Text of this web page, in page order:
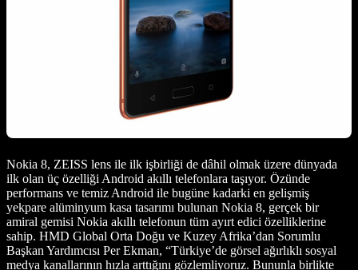
Nokia 8, ZEISS lens ile ilk işbirliği de dâhil olmak üzere dünyada
ilk olan üç özelliği Android akıllı telefonlara taşıyor. Özünde
performans ve temiz Android ile bugüne kadarki en gelişmiş
yekpare alüminyum kasa tasarımı bulunan Nokia 8, gerçek bir
amiral gemisi Nokia akıllı telefonun tüm ayırt edici özelliklerine
sahip. HMD Global Orta Doğu ve Kuzey Afrika’dan Sorumlu
Başkan Yardımcısı Per Ekman, “Türkiye’de görsel ağırlıklı sosyal
medya kanallarının hızla arttığını gözlemliyoruz. Bununla birlikte